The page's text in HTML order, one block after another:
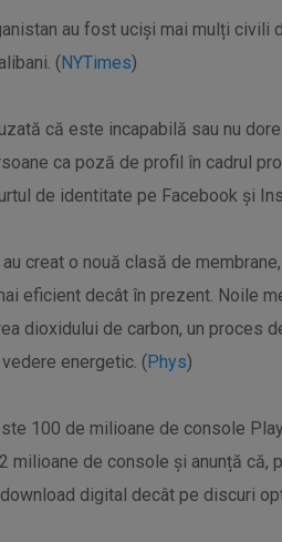
au fost uciși mai mulți
(NYTimes)
că este incapabilă sau nu
ca poză de profil în cadrul
de identitate pe Facebook și
creat o nouă clasă de
eficient decât în prezent. Noile
dioxidului de carbon, un proces
energetic. (Phys)
100 de milioane de console
milioane de console și anunță că,
digital decât pe discuri